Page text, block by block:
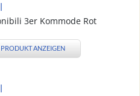
3er Kommode Rot
PRODUKT ANZEIGEN